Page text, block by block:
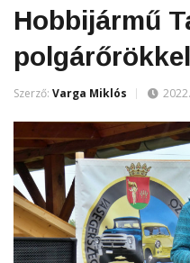
Hobbijármű
polgárőrökkel
Szerző: Varga Miklós